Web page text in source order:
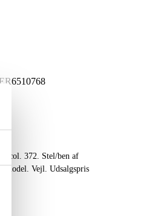
6510768
col. 372. Stel/ben af
Vejl. Udsalgspris